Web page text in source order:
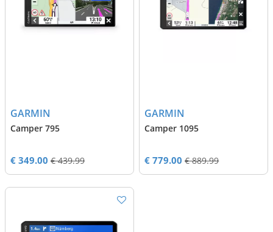
GARMIN
Camper 795
€ 349.00 € 439.99
GARMIN
Camper 1095
€ 779.00 € 889.99